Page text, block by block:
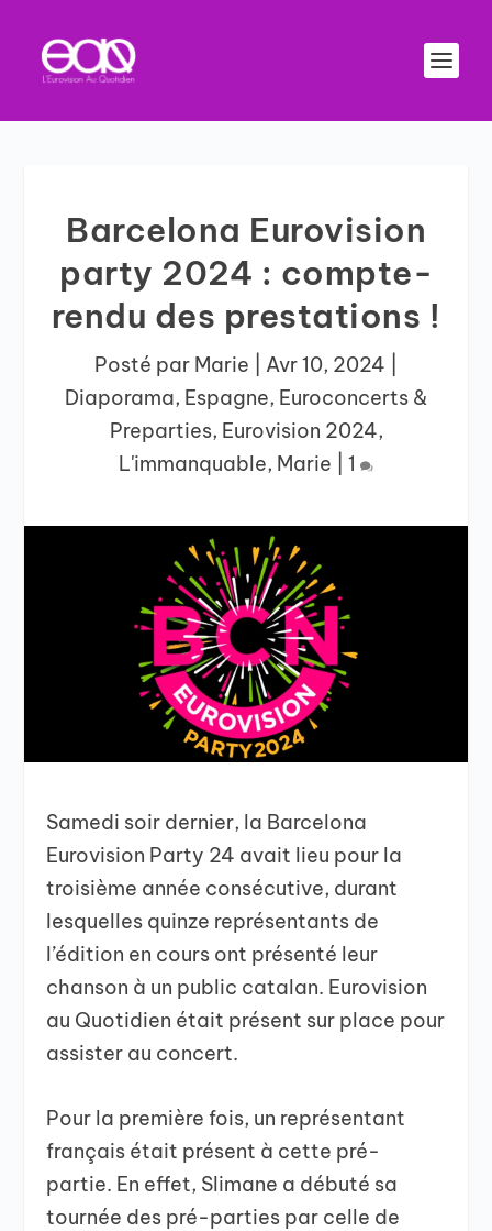
Barcelona Eurovision
party 2024 : compte-
rendu des prestations !
Posté par Marie Avr 10, 2024
Diaporama, Espagne, Euroconcerts &
Preparties, Eurovision 2024,
L'immanquable, Marie 1
Samedi soir dernier, la Barcelona
Eurovision Party 24 avait lieu pour la
troisième année consécutive, durant
lesquelles quinze représentants de
l’édition en cours ont présenté leur
chanson à un public catalan. Eurovision
au Quotidien était présent sur place pour
assister au concert.
Pour la première fois, un représentant
français était présent à cette pré-
partie. En effet, Slimane a débuté sa
tournée des pré-parties par celle de